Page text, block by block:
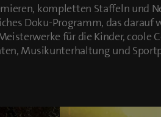
kompletten Staffeln und
Doku-Programm, das darauf
für die Kinder, coole
Musikunterhaltung und